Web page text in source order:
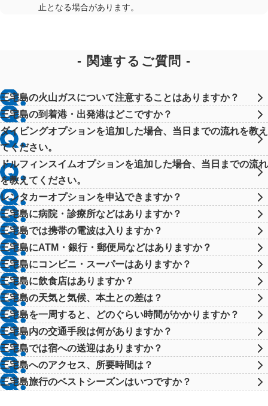
止となる場合があります。
関連するご質問
三宅島の火山ガスについて注意することはありますか？
三宅島の到着港・出発港はどこですか？
ダイビングオプションを追加した場合、当日までの流れを教え
てください。
ドルフィンスイムオプションを追加した場合、当日までの流れ
を教えてください。
レンタカーオプションを申込できますか？
三宅島に病院・診療所などはありますか？
三宅島では携帯の電波は入りますか？
三宅島にATM・銀行・郵便局などはありますか？
三宅島にコンビニ・スーパーはありますか？
三宅島に飲食店はありますか？
三宅島の天気と気候、本土との差は？
三宅島を一周すると、どのぐらい時間がかかりますか？
三宅島内の交通手段は何がありますか？
三宅島では宿への送迎はありますか？
三宅島へのアクセス、所要時間は？
三宅島旅行のベストシーズンはいつですか？